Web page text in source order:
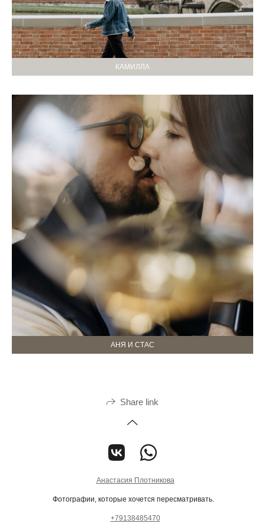
КАМИЛЛА
АНЯ И СТАС
Share link
Анастасия Плотникова
Фотографии, которые хочется пересматривать.
+79138485470